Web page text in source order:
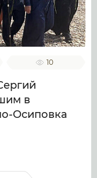
10
в
Осиповка